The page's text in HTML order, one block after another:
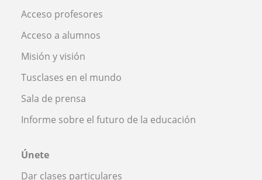
Acceso profesores
Acceso a alumnos
Misión y visión
Tusclases en el mundo
Sala de prensa
Informe sobre el futuro de la educación
Únete
Dar clases particulares